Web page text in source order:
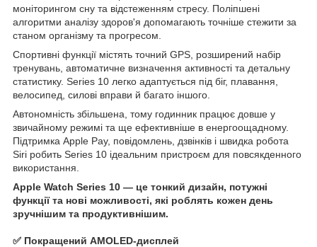
моніторингом сну та відстеженням стресу. Поліпшені
алгоритми аналізу здоров'я допомагають точніше стежити за
станом організму та прогресом.
Спортивні функції містять точний GPS, розширений набір
тренувань, автоматичне визначення активності та детальну
статистику. Series 10 легко адаптується під біг, плавання,
велосипед, силові вправи й багато іншого.
Автономність збільшена, тому годинник працює довше у
звичайному режимі та ще ефективніше в енергоощадному.
Підтримка Apple Pay, повідомлень, дзвінків і швидка робота
Siri робить Series 10 ідеальним пристроєм для повсякденного
використання.
Apple Watch Series 10 — це тонкий дизайн, потужні
функції та нові можливості, які роблять кожен день
зручнішим та продуктивнішим.
✅ Покращений AMOLED-дисплей